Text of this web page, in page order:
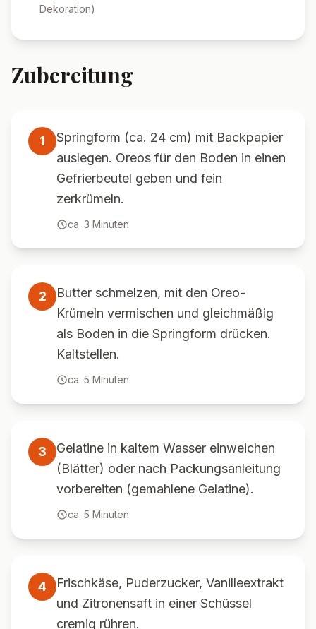
Dekoration)
Zubereitung
1
Springform (ca. 24 cm) mit Backpapier
auslegen. Oreos für den Boden in einen
Gefrierbeutel geben und fein
zerkrümeln.
ca. 3 Minuten
2
Butter schmelzen, mit den Oreo-
Krümeln vermischen und gleichmäßig
als Boden in die Springform drücken.
Kaltstellen.
ca. 5 Minuten
3
Gelatine in kaltem Wasser einweichen
(Blätter) oder nach Packungsanleitung
vorbereiten (gemahlene Gelatine).
ca. 5 Minuten
4
Frischkäse, Puderzucker, Vanilleextrakt
und Zitronensaft in einer Schüssel
cremig rühren.